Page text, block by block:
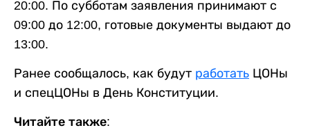
20:00. По субботам заявления принимают с
09:00 до 12:00, готовые документы выдают до
13:00.
Ранее сообщалось, как будут работать ЦОНы
и спецЦОНы в День Конституции.
Читайте также: